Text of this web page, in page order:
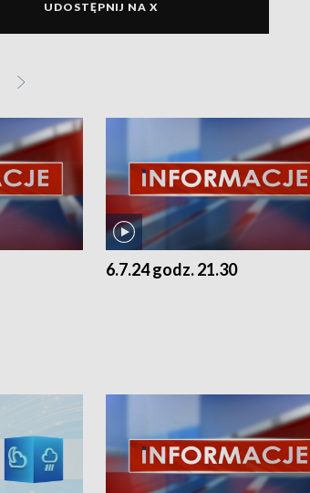
UDOSTĘPNIJ NA X
6.7.24 godz. 21.30